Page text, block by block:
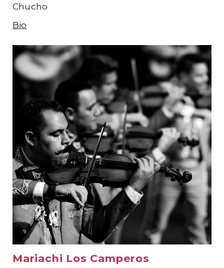
Chucho
Bio
Mariachi Los Camperos